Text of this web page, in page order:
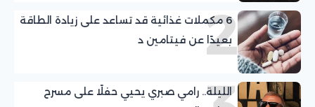
26 مكملات غذائية قد تساعد على زيادة الطاقة
بعيدًا عن فيتامين د
الليلة.. رامي صبري يحيي حفلًا على مسرح